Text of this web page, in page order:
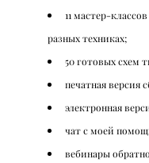
11 мастер-
разных техниках;
50 готовых схем
печатная версия
электронная
чат с моей
вебинары